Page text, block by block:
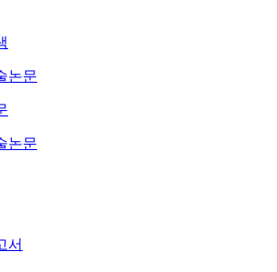
논문
논문
서